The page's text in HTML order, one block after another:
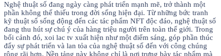
Nghệ thuật số đang ngày càng phát triển mạnh mẽ, trở thành một
phần không thể thiếu trong đời sống hiện đại. Từ những bức tranh
kỹ thuật số sống động đến các tác phẩm NFT độc đáo, nghệ thuật số
đang thu hút sự chú ý của hàng triệu người trên toàn thế giới. Trong
bối cảnh đó, xoi lac tv xuất hiện như một điểm sáng, góp phần thúc
đẩy sự phát triển và lan tỏa của nghệ thuật số đến với công chúng
rộng rãi hơn. Nền tảng này không chỉ là nơi trưng bày tác phẩm mà